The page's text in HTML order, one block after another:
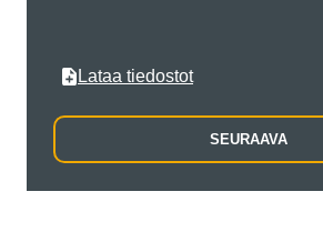
Lataa tiedostot
SEURAAVA